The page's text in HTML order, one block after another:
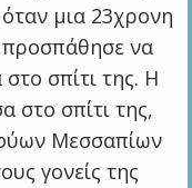
όταν μια 23χρονη
προσπάθησε να
σπίτι της. Η
στο σπίτι της,
Μεσσαπίων
γονείς της